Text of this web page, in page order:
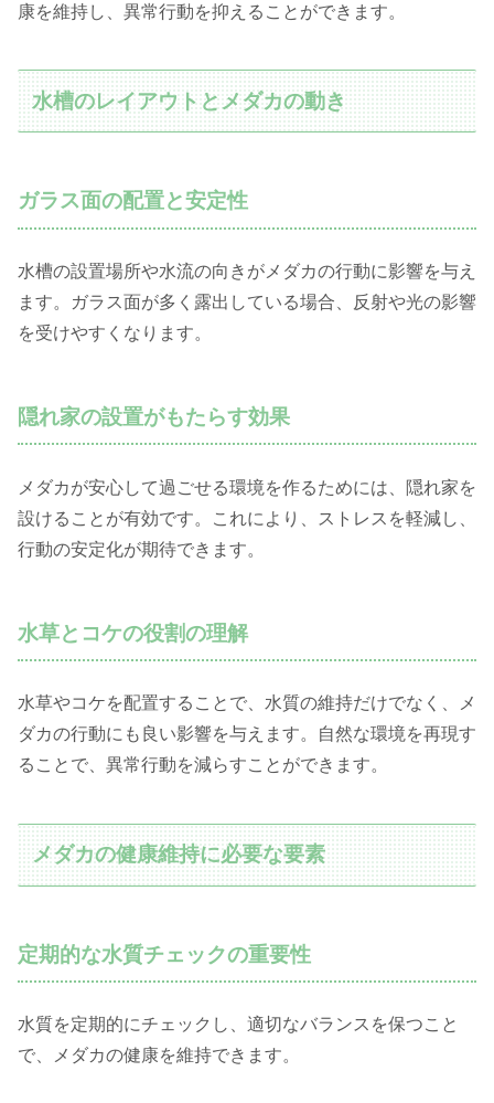
康を維持し、異常行動を抑えることができます。
水槽のレイアウトとメダカの動き
ガラス面の配置と安定性
水槽の設置場所や水流の向きがメダカの行動に影響を与え
ます。ガラス面が多く露出している場合、反射や光の影響
を受けやすくなります。
隠れ家の設置がもたらす効果
メダカが安心して過ごせる環境を作るためには、隠れ家を
設けることが有効です。これにより、ストレスを軽減し、
行動の安定化が期待できます。
水草とコケの役割の理解
水草やコケを配置することで、水質の維持だけでなく、メ
ダカの行動にも良い影響を与えます。自然な環境を再現す
ることで、異常行動を減らすことができます。
メダカの健康維持に必要な要素
定期的な水質チェックの重要性
水質を定期的にチェックし、適切なバランスを保つこと
で、メダカの健康を維持できます。